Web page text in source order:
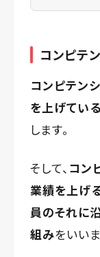
コンピテ
コンピテン
を上げてい
します。
そして、 コン
業績を上げ
員のそれに
組みをいいま